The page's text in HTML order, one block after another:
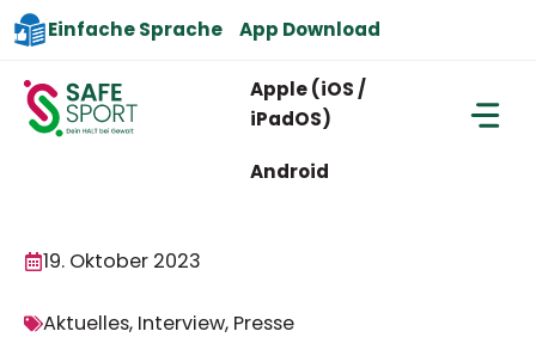
Zum
Inhalt
springen
Einfache Sprache App Download
Apple (iOS /
iPadOS)
Android
19. Oktober 2023
Aktuelles, Interview, Presse